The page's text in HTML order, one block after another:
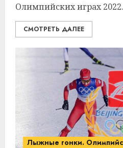
Олимпийских играх
СМОТРЕТЬ ДАЛЕЕ
Лыжные гонки.